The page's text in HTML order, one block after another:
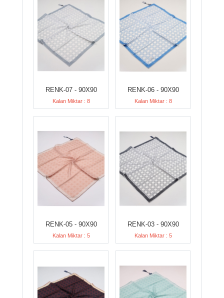
RENK-07 - 90X90
Kalan Miktar : 8
RENK-06 - 90X90
Kalan Miktar : 8
RENK-05 - 90X90
Kalan Miktar : 5
RENK-03 - 90X90
Kalan Miktar : 5